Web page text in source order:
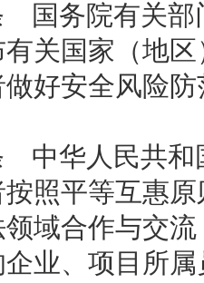
务院有关部门
关国家（地
好安全风险
华人民共和
照平等互惠
域合作与交
业、项目所